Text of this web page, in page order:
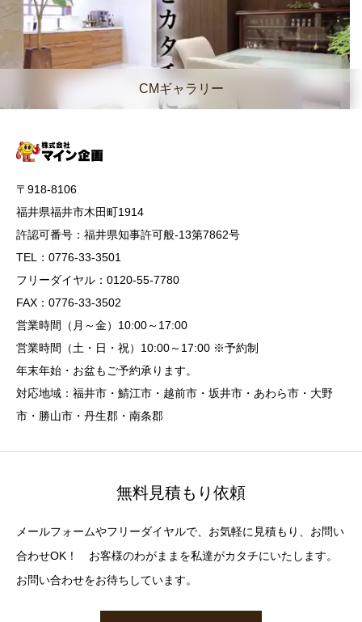
CMギャラリー
〒918-8106
福井県福井市木田町1914
許認可番号：福井県知事許可般-13第7862号
TEL：0776-33-3501
フリーダイヤル：0120-55-7780
FAX：0776-33-3502
営業時間（月～金）10:00～17:00
営業時間（土・日・祝）10:00～17:00 ※予約制
年末年始・お盆もご予約承ります。
対応地域：福井市・鯖江市・越前市・坂井市・あわら市・大野
市・勝山市・丹生郡・南条郡
無料見積もり依頼
メールフォームやフリーダイヤルで、お気軽に見積もり、お問い
合わせOK！ お客様のわがままを私達がカタチにいたします。
お問い合わせをお待ちしています。